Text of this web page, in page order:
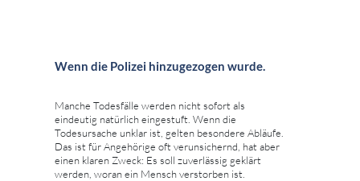
Wenn die Polizei hinzugezogen wurde.
Manche Todesfälle werden nicht sofort als
eindeutig natürlich eingestuft. Wenn die
Todesursache unklar ist, gelten besondere Abläufe.
Das ist für Angehörige oft verunsichernd, hat aber
einen klaren Zweck: Es soll zuverlässig geklärt
werden, woran ein Mensch verstorben ist.